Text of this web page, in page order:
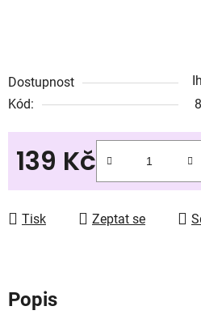
Dostupnost
Kód:
139 Kč
Tisk Zeptat se
Popis